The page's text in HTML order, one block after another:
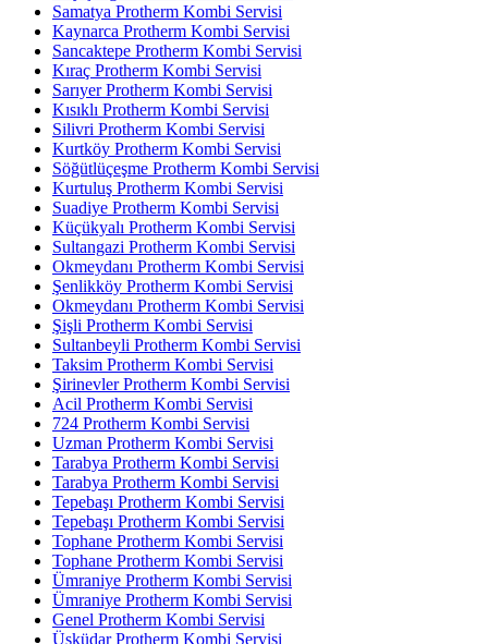
Samatya Protherm Kombi Servisi
Kaynarca Protherm Kombi Servisi
Sancaktepe Protherm Kombi Servisi
Kıraç Protherm Kombi Servisi
Sarıyer Protherm Kombi Servisi
Kısıklı Protherm Kombi Servisi
Silivri Protherm Kombi Servisi
Kurtköy Protherm Kombi Servisi
Söğütlüçeşme Protherm Kombi Servisi
Kurtuluş Protherm Kombi Servisi
Suadiye Protherm Kombi Servisi
Küçükyalı Protherm Kombi Servisi
Sultangazi Protherm Kombi Servisi
Okmeydanı Protherm Kombi Servisi
Şenlikköy Protherm Kombi Servisi
Okmeydanı Protherm Kombi Servisi
Şişli Protherm Kombi Servisi
Sultanbeyli Protherm Kombi Servisi
Taksim Protherm Kombi Servisi
Şirinevler Protherm Kombi Servisi
Acil Protherm Kombi Servisi
724 Protherm Kombi Servisi
Uzman Protherm Kombi Servisi
Tarabya Protherm Kombi Servisi
Tarabya Protherm Kombi Servisi
Tepebaşı Protherm Kombi Servisi
Tepebaşı Protherm Kombi Servisi
Tophane Protherm Kombi Servisi
Tophane Protherm Kombi Servisi
Ümraniye Protherm Kombi Servisi
Ümraniye Protherm Kombi Servisi
Genel Protherm Kombi Servisi
Üsküdar Protherm Kombi Servisi